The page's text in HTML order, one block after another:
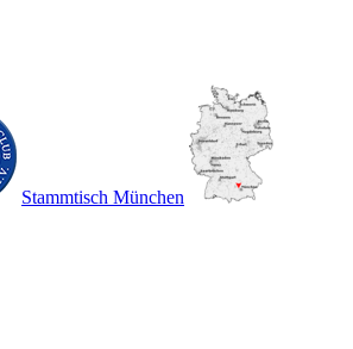
Stammtisch München